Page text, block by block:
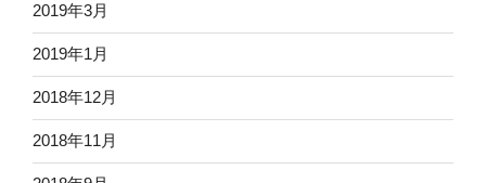
2019年3月
2019年1月
2018年12月
2018年11月